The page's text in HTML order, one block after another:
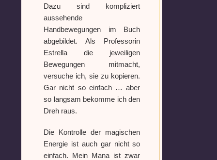
Dazu sind kompliziert
aussehende
Handbewegungen im Buch
abgebildet. Als Professorin
Estrella die jeweiligen
Bewegungen mitmacht,
versuche ich, sie zu kopieren.
Gar nicht so einfach … aber
so langsam bekomme ich den
Dreh raus.
Die Kontrolle der magischen
Energie ist auch gar nicht so
einfach. Mein Mana ist zwar